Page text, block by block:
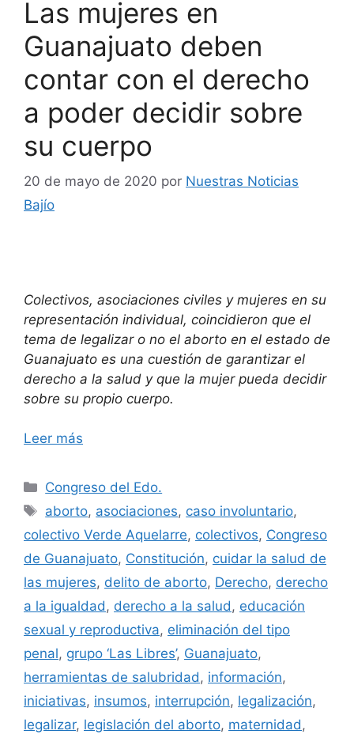
Las mujeres en
Guanajuato deben
contar con el derecho
a poder decidir sobre
su cuerpo
20 de mayo de 2020 por Nuestras Noticias
Bajío
Colectivos, asociaciones civiles y mujeres en su
representación individual, coincidieron que el
tema de legalizar o no el aborto en el estado de
Guanajuato es una cuestión de garantizar el
derecho a la salud y que la mujer pueda decidir
sobre su propio cuerpo.
Leer más
Categorías
Congreso del Edo.
Etiquetas
aborto, asociaciones, caso involuntario,
colectivo Verde Aquelarre, colectivos, Congreso
de Guanajuato, Constitución, cuidar la salud de
las mujeres, delito de aborto, Derecho, derecho
a la igualdad, derecho a la salud, educación
sexual y reproductiva, eliminación del tipo
penal, grupo ‘Las Libres’, Guanajuato,
herramientas de salubridad, información,
iniciativas, insumos, interrupción, legalización,
legalizar, legislación del aborto, maternidad,